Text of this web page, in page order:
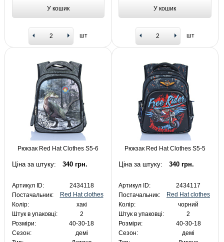
У кошик
шт
У кошик
шт
Рюкзак Red Hat Clothes S5-6
Ціна за штуку: 340 грн.
Артикул ID:
2434118
Постачальник:
Red Hat clothes
Колір:
хакі
Штук в упаковці:
2
Розміри:
40-30-18
Сезон:
демі
Рюкзак Red Hat Clothes S5-5
Ціна за штуку: 340 грн.
Артикул ID:
2434117
Постачальник:
Red Hat clothes
Колір:
чорний
Штук в упаковці:
2
Розміри:
40-30-18
Сезон:
демі